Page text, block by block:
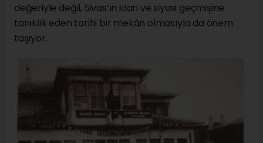
değeriyle değil, Sivas’ın idari ve siyasi geçmişine
tanıklık eden tarihi bir mekân olmasıyla da önem
taşıyor.